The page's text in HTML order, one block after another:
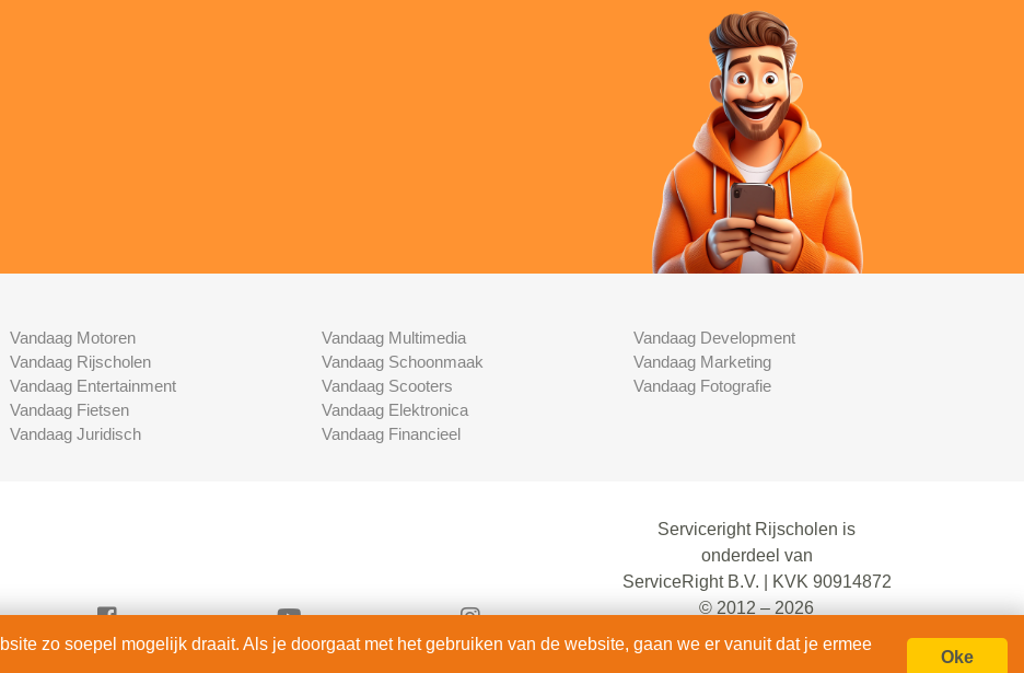
Vandaag Motoren
Vandaag Rijscholen
Vandaag Entertainment
Vandaag Fietsen
Vandaag Juridisch
Vandaag Multimedia
Vandaag Schoonmaak
Vandaag Scooters
Vandaag Elektronica
Vandaag Financieel
Vandaag Development
Vandaag Marketing
Vandaag Fotografie
Serviceright Rijscholen is
onderdeel van
ServiceRight B.V. | KVK 90914872
© 2012 – 2026
alle rechten voorbehouden.
zo soepel mogelijk draait. Als je doorgaat met het gebruiken van de website, gaan we er vanuit dat je ermee
Oke